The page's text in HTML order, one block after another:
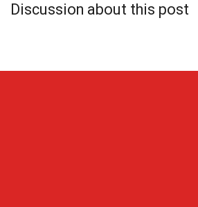
Discussion about this post